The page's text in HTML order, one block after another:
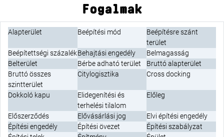
Fogalmak
Alapterület Beépítési mód
Beépítésre szánt
terület
Beépítettségi százalékBehajtási engedély
Belmagasság
Belterület
Bérbe adható terület
Bruttó alapterület
Bruttó összes
szintterület
Citylogisztika Cross docking
Dokkoló kapu
Elidegenítési és
terhelési tilalom
Előleg
Előszerződés Elővásárlási jog
Elvi építési engedély
Építési engedély
Építési övezet
Építési szabályzat